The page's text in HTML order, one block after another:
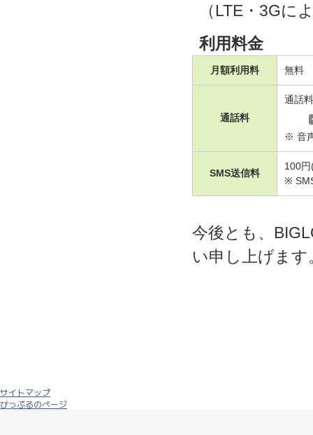
（LTE・3Gに
利用料金
月額利用料 無料
通話料
通話
※ 音
SMS送信料
100
※
今後とも、
い申し上げます
サイトマップ
びっぷるのページ